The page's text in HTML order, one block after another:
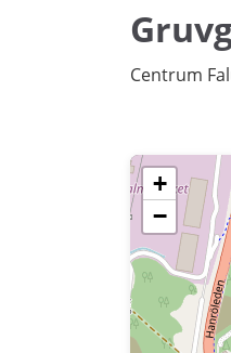
Centrum
+
−